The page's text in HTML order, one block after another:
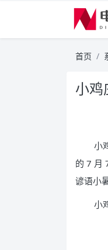
首页
小鸡
小
的 7 月
谚语小
小